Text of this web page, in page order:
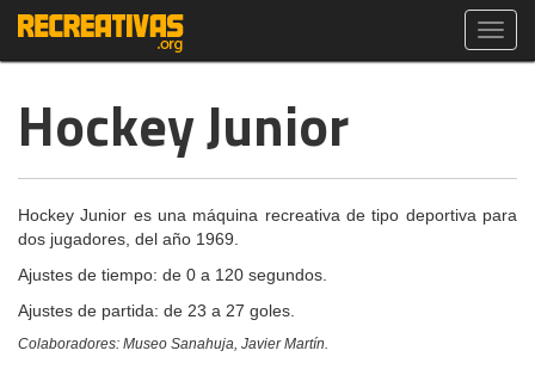
Hockey Junior
Hockey Junior es una máquina recreativa de tipo deportiva para
dos jugadores, del año 1969.
Ajustes de tiempo: de 0 a 120 segundos.
Ajustes de partida: de 23 a 27 goles.
Colaboradores: Museo Sanahuja, Javier Martín.